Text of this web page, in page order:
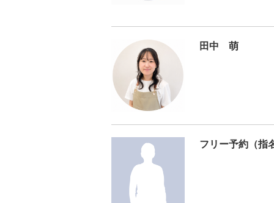
幅広い世代の髪悩み
ります。
⭐︎ママ美容師だから
※お子さまのご予約は
田中 萌
フリー予約（指